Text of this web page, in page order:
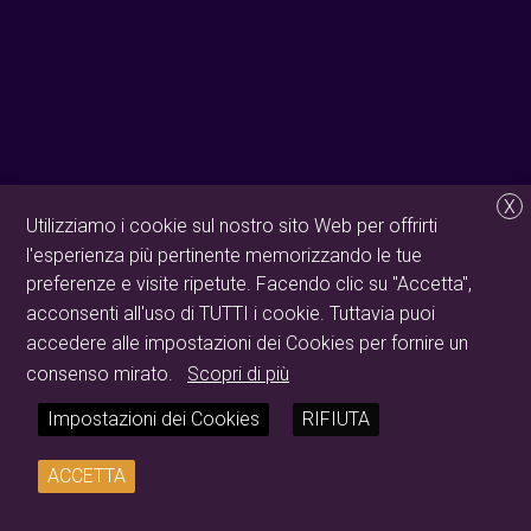
X
Utilizziamo i cookie sul nostro sito Web per offrirti
l'esperienza più pertinente memorizzando le tue
preferenze e visite ripetute. Facendo clic su "Accetta",
acconsenti all'uso di TUTTI i cookie. Tuttavia puoi
accedere alle impostazioni dei Cookies per fornire un
consenso mirato.
Scopri di più
Impostazioni dei Cookies
RIFIUTA
ACCETTA